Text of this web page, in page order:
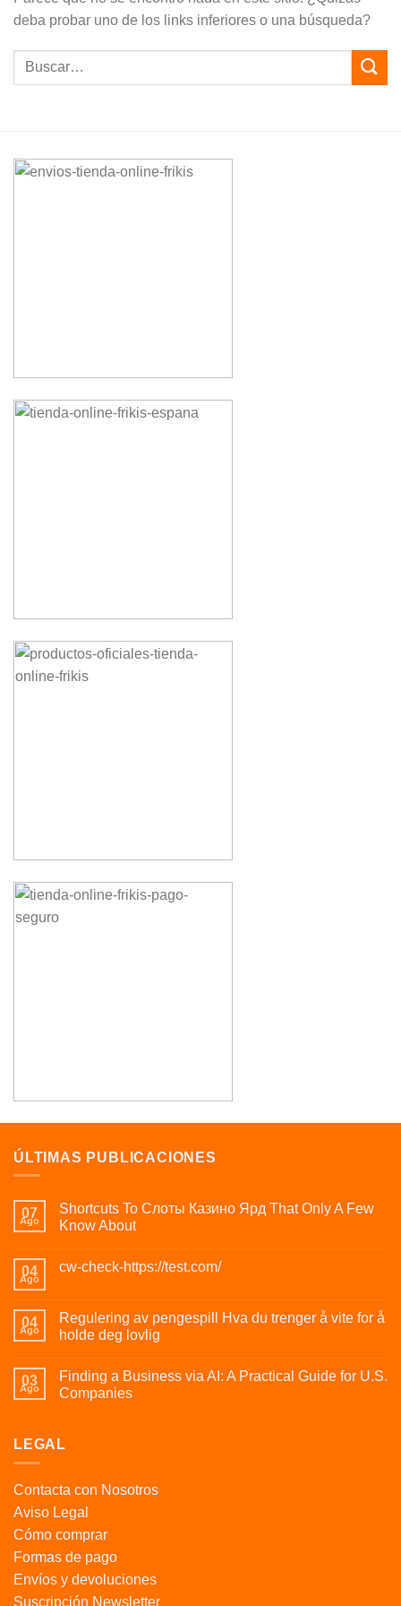
deba probar uno de los links inferiores o una búsqueda?
ÚLTIMAS PUBLICACIONES
07
Ago
Shortcuts To Слоты Казино Ярд That Only A Few
Know About
04
Ago
cw-check-https://test.com/
04
Ago
Regulering av pengespill Hva du trenger å vite for å
holde deg lovlig
03
Ago
Finding a Business via AI: A Practical Guide for U.S.
Companies
LEGAL
Contacta con Nosotros
Aviso Legal
Cómo comprar
Formas de pago
Envíos y devoluciones
Suscripción Newsletter